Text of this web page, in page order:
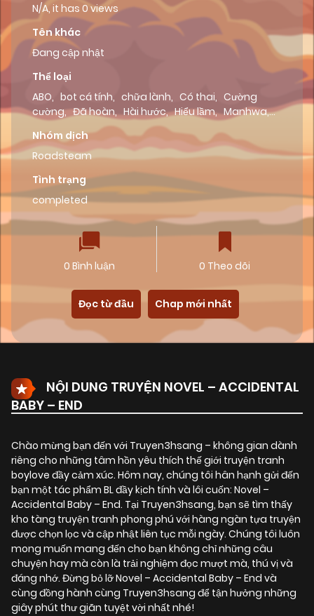
N/A, it has 0 views
Tên khác
Đang cập nhật
Thể loại
ABO, bot cá tính, chữa lành, Có thai, Cường
cường, Đã hoàn, Hài hước, Hiểu lầm, Manhwa,
Promo, Roads team
Nhóm dịch
Roadsteam
Tình trạng
completed
0 Bình luận 0 Theo dõi
Đọc từ đầu Chap mới nhất
NỘI DUNG TRUYỆN NOVEL – ACCIDENTAL
BABY – END
Chào mừng bạn đến với Truyen3hsang – không gian dành
riêng cho những tâm hồn yêu thích thế giới truyện tranh
boylove đầy cảm xúc. Hôm nay, chúng tôi hân hạnh gửi đến
bạn một tác phẩm BL đầy kịch tính và lôi cuốn: Novel –
Accidental Baby – End. Tại Truyen3hsang, bạn sẽ tìm thấy
kho tàng truyện tranh phong phú với hàng ngàn tựa truyện
được chọn lọc và cập nhật liên tục mỗi ngày. Chúng tôi luôn
mong muốn mang đến cho bạn không chỉ những câu
chuyện hay mà còn là trải nghiệm đọc mượt mà, thú vị và
đáng nhớ. Đừng bỏ lỡ Novel – Accidental Baby – End và
cùng đồng hành cùng Truyen3hsang để tận hưởng những
giây phút thư giãn tuyệt vời nhất nhé!